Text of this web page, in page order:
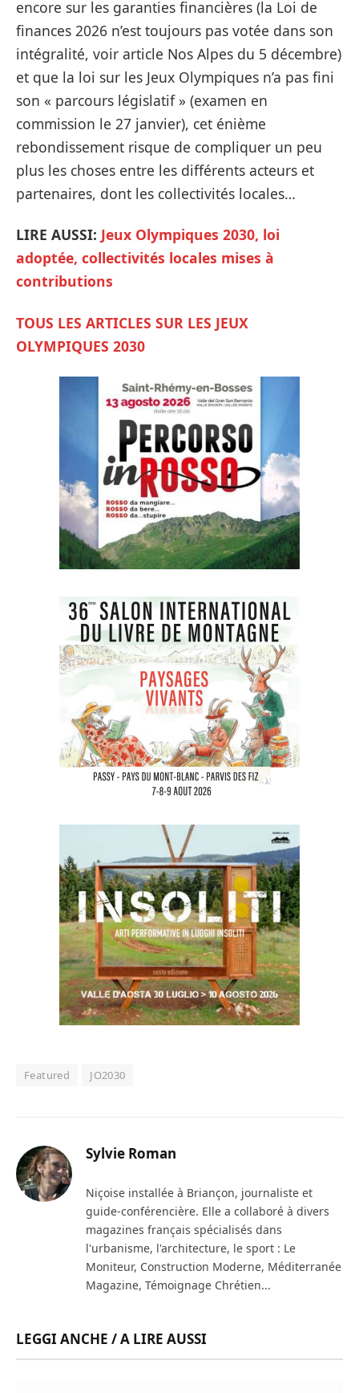
encore sur les garanties financières (la Loi de
finances 2026 n’est toujours pas votée dans son
intégralité, voir article Nos Alpes du 5 décembre)
et que la loi sur les Jeux Olympiques n’a pas fini
son « parcours législatif » (examen en
commission le 27 janvier), cet énième
rebondissement risque de compliquer un peu
plus les choses entre les différents acteurs et
partenaires, dont les collectivités locales…
LIRE AUSSI: Jeux Olympiques 2030, loi
adoptée, collectivités locales mises à
contributions
TOUS LES ARTICLES SUR LES JEUX
OLYMPIQUES 2030
Featured JO2030
Sylvie Roman
Niçoise installée à Briançon, journaliste et
guide-conférencière. Elle a collaboré à divers
magazines français spécialisés dans
l'urbanisme, l'architecture, le sport : Le
Moniteur, Construction Moderne, Méditerranée
Magazine, Témoignage Chrétien...
LEGGI ANCHE / A LIRE AUSSI